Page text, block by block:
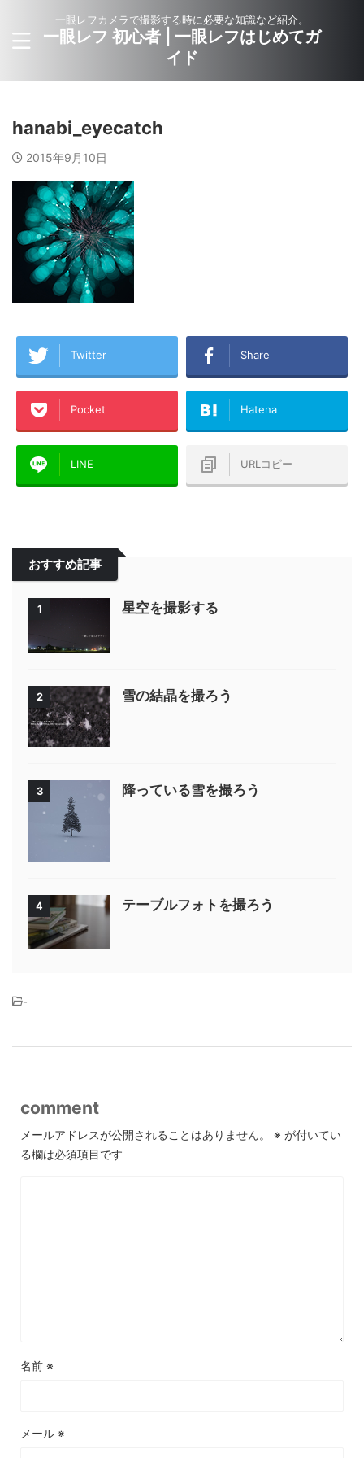
一眼レフカメラで撮影する時に必要な知識など紹介。
一眼レフ 初心者 | 一眼レフはじめてガ
イド
hanabi_eyecatch
2015年9月10日
Twitter Share
Pocket Hatena
LINE URLコピー
おすすめ記事
1 星空を撮影する
2 雪の結晶を撮ろう
3 降っている雪を撮ろう
4 テーブルフォトを撮ろう
-
comment
メールアドレスが公開されることはありません。 ※ が付いてい
る欄は必須項目です
名前 ※
メール ※